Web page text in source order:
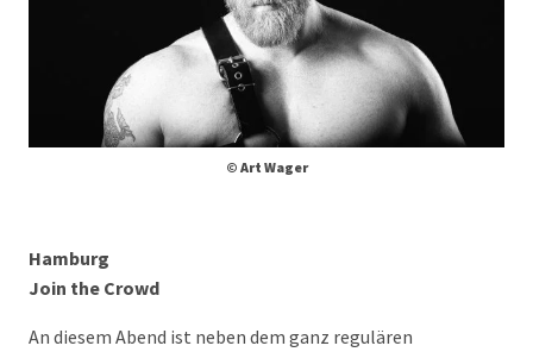
© Art Wager
Hamburg
Join the Crowd
An diesem Abend ist neben dem ganz regulären